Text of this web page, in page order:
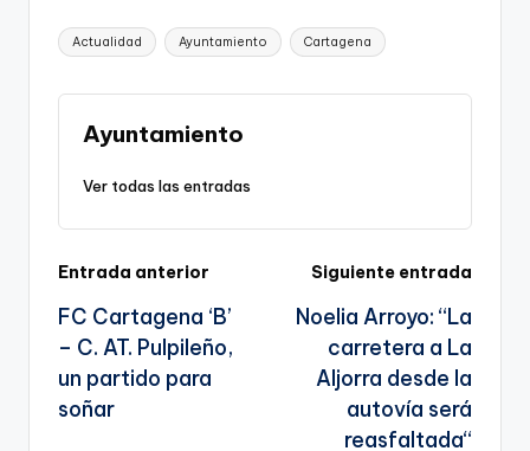
p
y
Li
n
k
c
e
b
o
o
ai
l
e
gr
a
a
ts
A
o
e
a
te
Etiquetas:
Actualidad Ayuntamiento Cartagena
Ayuntamiento
Ver todas las entradas
Navegación
de
entradas
Entrada anterior
FC Cartagena ‘B’
– C. AT. Pulpileño,
un partido para
soñar
Siguiente entrada
Noelia Arroyo: “La
carretera a La
Aljorra desde la
autovía será
reasfaltada“